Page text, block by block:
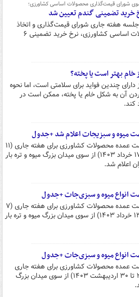
شورای قیمت‌گذاری محصولات اساسی کشاورزی؛
خرید تضمینی گندم تعیین شد
هفته جاری شورای قیمت‌گذاری و اتخاذ
سیاست‌های حمایتی محصولات اساسی کشاورزی، نرخ خرید تضمینی ۶
خام بهتر است یا پخته؟
دارای چندین فواید برای سلامتی است، اما نحوه
آن به شکل خام یا پخته، ممکن است در
کند.
میوه و سبزیجات اعلام شد +جدول
قیمت عمده محصولات کشاورزی برای هفته جاری (۱۱
تا ۱۷ خرداد ۱۴۰۳) از سوی میدان بزرگ میوه و تره بار
اعلام شد.
انواع میوه و سبزی‌جات +جدول
قیمت عمده محصولات کشاورزی برای هفته جاری (۷
تا ۱۳ خرداد ۱۴۰۳) از سوی میدان بزرگ میوه و تره بار
انواع میوه و سبزی‌جات +جدول
عمده محصولات کشاورزی برای هفته جاری
(۲۴ تا ۳۰ اردیبهشت ۱۴۰۳) از سوی میدان بزرگ